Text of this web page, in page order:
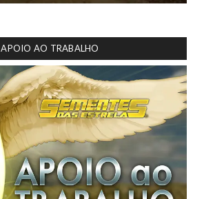
APOIO AO TRABALHO